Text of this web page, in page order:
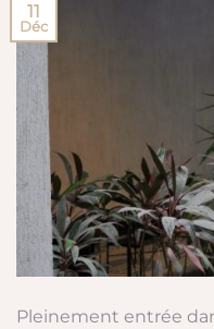
11
Déc
Pleinement entrée